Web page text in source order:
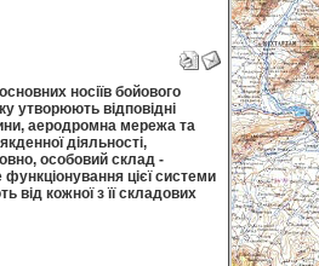
носіїв бойового
утворюють відповідні
аеродромна мережа та
діяльності,
особовий склад -
цієї системи
від кожної з її складових